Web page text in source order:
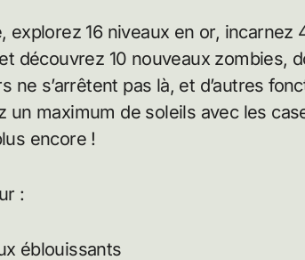
16 niveaux en or, incarnez
découvrez 10 nouveaux zombies,
ne s’arrêtent pas là, et d’autres
un maximum de soleils avec les
encore !
:
éblouissants